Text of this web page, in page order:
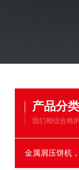
产品分类
我们相信合格
金属屑压饼机